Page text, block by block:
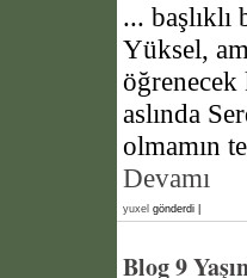
...
Yüksel,
öğrenecek
aslında
olmamın
Devamı
yuxel gönderdi |
Blog 9